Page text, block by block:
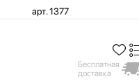
арт. 1377
Бесплатная
доставка